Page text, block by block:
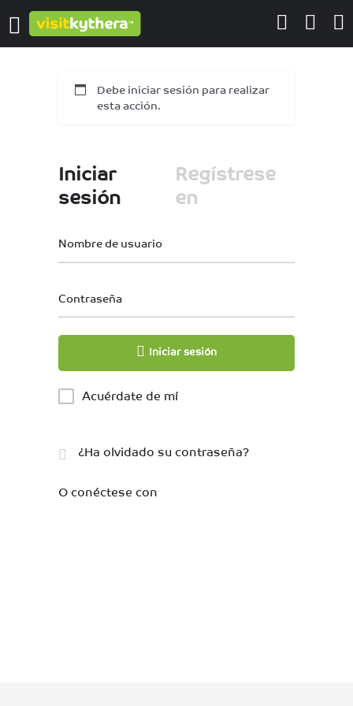
Debe iniciar sesión para realizar
esta acción.
Iniciar
sesión
Regístrese
en
Nombre de usuario
Contraseña
Iniciar sesión
Acuérdate de mí
¿Ha olvidado su contraseña?
O conéctese con